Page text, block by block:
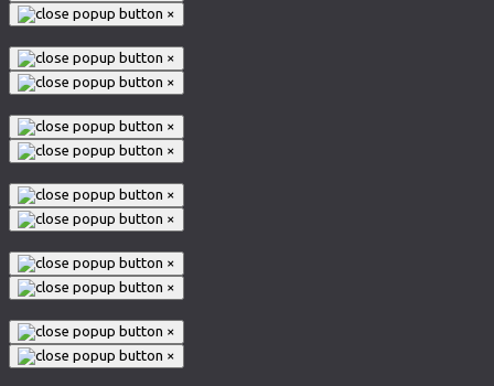
×
×
×
×
×
×
×
×
×
×
×